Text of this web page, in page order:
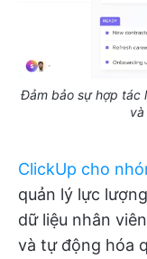
Đảm bảo sự hợp tác
ClickUp cho
quản lý lực
dữ liệu nhân
và tự động hóa